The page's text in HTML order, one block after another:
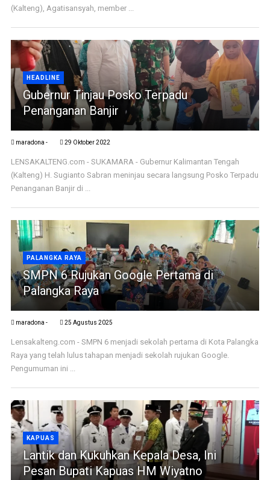
(Kalteng), Agatisansyah, member ...
HEADLINE
Gubernur Tinjau Posko Terpadu
Penanganan Banjir
maradona - 29 Oktober 2022
LENSAKALTENG.com - SUKAMARA - Gubernur Kalimantan Tengah
(Kalteng) H. Sugianto Sabran meninjau secara langsung Posko Terpadu
Penanganan Banjir di ...
PALANGKA RAYA
SMPN 6 Rujukan Google Pertama di
Palangka Raya
maradona - 25 Agustus 2025
Lensakalteng.com - SMPN 6 menjadi sekolah pertama di Kota Palangka
Raya yang telah lulus tahapan menjadi sekolah rujukan Google.
Pengumuman ini ...
KAPUAS
Lantik dan Kukuhkan Kepala Desa, Ini
Pesan Bupati Kapuas HM Wiyatno